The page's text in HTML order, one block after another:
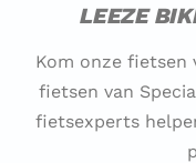
LEEZE
Kom onze fietsen
fietsen van
fietsexperts